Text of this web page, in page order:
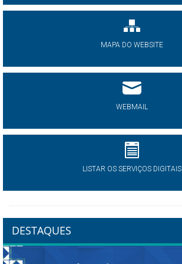
MAPA DO WEBSITE
WEBMAIL
LISTAR OS SERVIÇOS DIGITAIS
DESTAQUES